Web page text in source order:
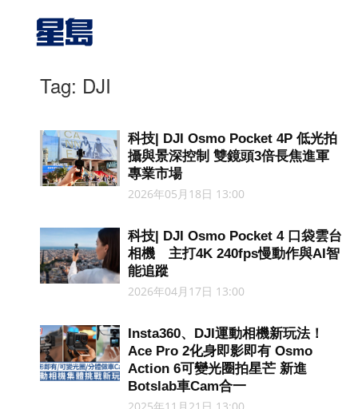
Tag: DJI
科技| DJI Osmo Pocket 4P 低光拍
攝與景深控制 雙鏡頭3倍長焦進軍
專業市場
2026年05月18日 13:00
科技| DJI Osmo Pocket 4 口袋雲台
相機 主打4K 240fps慢動作與AI智
能追蹤
2026年04月17日 13:00
Insta360、DJI運動相機新玩法！
Ace Pro 2化身即影即有 Osmo
Action 6可變光圈拍星芒 新進
Botslab車Cam合一